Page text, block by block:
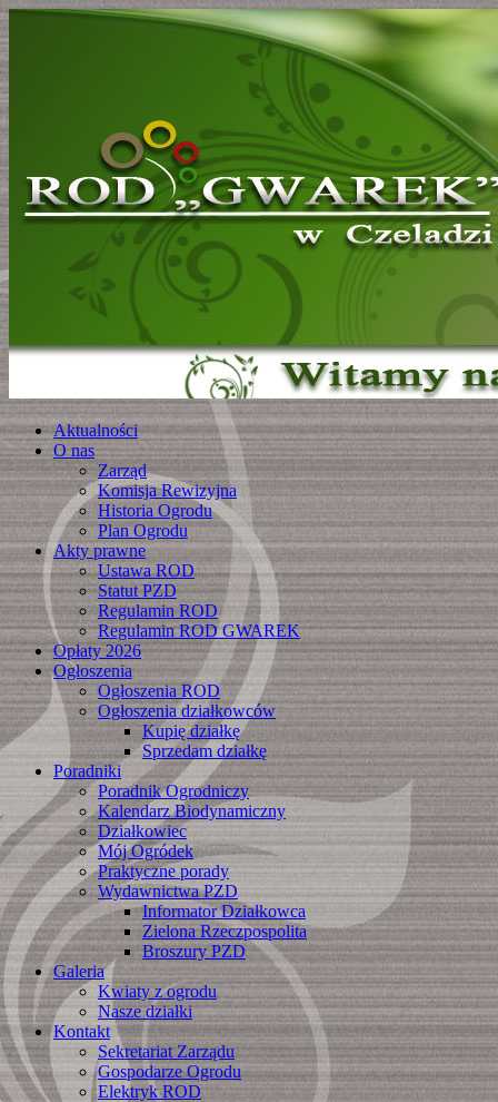
Aktualności
O nas
Zarząd
Komisja Rewizyjna
Historia Ogrodu
Plan Ogrodu
Akty prawne
Ustawa ROD
Statut PZD
Regulamin ROD
Regulamin ROD GWAREK
Opłaty 2026
Ogłoszenia
Ogłoszenia ROD
Ogłoszenia działkowców
Kupię działkę
Sprzedam działkę
Poradniki
Poradnik Ogrodniczy
Kalendarz Biodynamiczny
Działkowiec
Mój Ogródek
Praktyczne porady
Wydawnictwa PZD
Informator Działkowca
Zielona Rzeczpospolita
Broszury PZD
Galeria
Kwiaty z ogrodu
Nasze działki
Kontakt
Sekretariat Zarządu
Gospodarze Ogrodu
Elektryk ROD